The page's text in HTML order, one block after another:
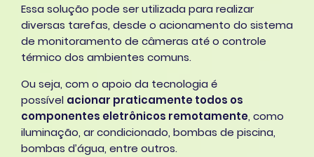
Essa solução pode ser utilizada para realizar
diversas tarefas, desde o acionamento do sistema
de monitoramento de câmeras até o controle
térmico dos ambientes comuns.
Ou seja, com o apoio da tecnologia é
possível acionar praticamente todos os
componentes eletrônicos remotamente, como
iluminação, ar condicionado, bombas de piscina,
bombas d’água, entre outros.